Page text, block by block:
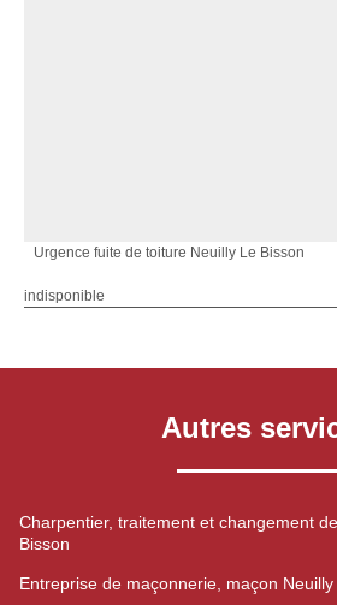
Urgence fuite de toiture Neuilly Le Bisson
indisponible
Autres
Charpentier, traitement et changement
Bisson
Entreprise de maçonnerie, maçon Neuilly